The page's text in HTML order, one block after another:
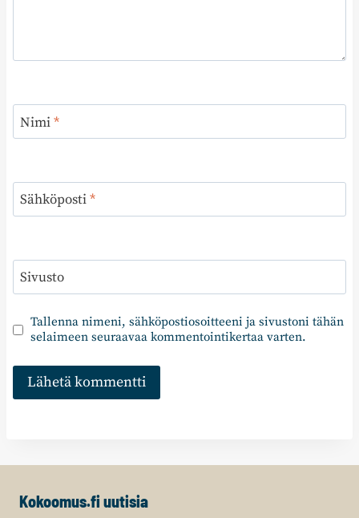
Nimi*
Sähköposti*
Sivusto
Tallenna nimeni, sähköpostiosoitteeni ja sivustoni tähän
selaimeen seuraavaa kommentointikertaa varten.
Kokoomus.fi uutisia